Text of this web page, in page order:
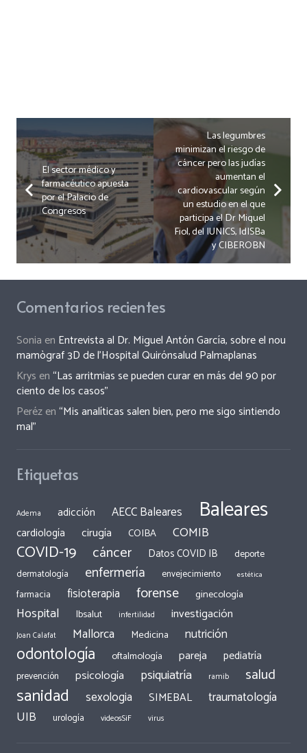
El sector médico y
farmacéutico apuesta
por el Palacio de
Congresos
Las legumbres
minimizan el riesgo de
cáncer pero las judías
aumentan el
cardiovascular según
un estudio en el que
participa el Dr Miquel
Fiol, del IUNICS, IdISBa
y CIBEROBN
Comentarios recientes
Sonia en Entrevista al Dr. Miguel Antón García, sobre el nou
mamògraf 3D de l’Hospital Quirónsalud Palmaplanas
Krys en“Las arritmias se pueden curar en más del 90 por
ciento de los casos”
Perézen“Mis analíticas salen bien, pero me sigo sintiendo
mal”
Etiquetas
Adema adicción AECC Baleares Baleares
cardiología cirugía COIBA COMIB
COVID-19 cáncer Datos COVID IB
deporte
dermatología
enfermería envejecimiento estética
farmacia fisioterapia forense ginecología
Hospital Ibsalut infertilidad investigación
Joan Calafat Mallorca Medicina nutrición
odontología oftalmología pareja pediatría
prevención psicología psiquiatría ramib salud
sanidad sexologia SIMEBAL traumatología
UIB urología videosSiF virus